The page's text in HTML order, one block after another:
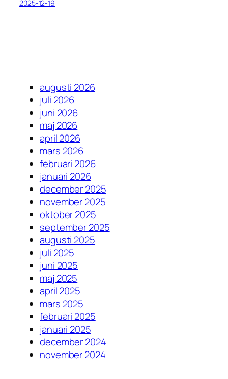
2025-12-19
augusti 2026
juli 2026
juni 2026
maj 2026
april 2026
mars 2026
februari 2026
januari 2026
december 2025
november 2025
oktober 2025
september 2025
augusti 2025
juli 2025
juni 2025
maj 2025
april 2025
mars 2025
februari 2025
januari 2025
december 2024
november 2024